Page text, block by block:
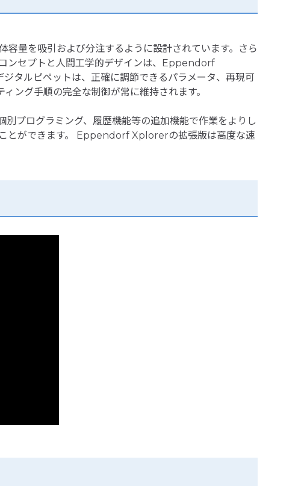
量を吸引および分注するように設計されています。さら
ンセプトと人間工学的デザインは、Eppendorf
タルピペットは、正確に調節できるパラメータ、再現可
ング手順の完全な制御が常に維持されます。
プログラミング、履歴機能等の追加機能で作業をよりし
とができます。 Eppendorf Xplorerの拡張版は高度な速